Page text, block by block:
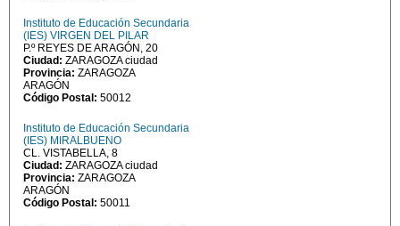
Instituto de Educación Secundaria
(IES) VIRGEN DEL PILAR
P.º REYES DE ARAGÓN, 20
Ciudad: ZARAGOZA ciudad
Provincia: ZARAGOZA
ARAGÓN
Código Postal: 50012
Instituto de Educación Secundaria
(IES) MIRALBUENO
CL. VISTABELLA, 8
Ciudad: ZARAGOZA ciudad
Provincia: ZARAGOZA
ARAGÓN
Código Postal: 50011